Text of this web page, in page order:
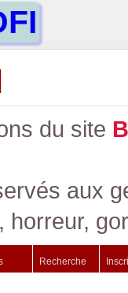
du site B
aux
horreur,
Recherche